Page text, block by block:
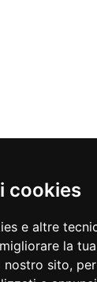
cookies
e altre
la
nostro sito,